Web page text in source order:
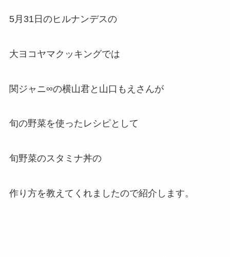
5月31日のヒルナンデスの
大ヨコヤマクッキングでは
関ジャニ∞の横山君と山口もえさんが
旬の野菜を使ったレシピとして
旬野菜のスタミナ丼の
作り方を教えてくれましたので紹介します。